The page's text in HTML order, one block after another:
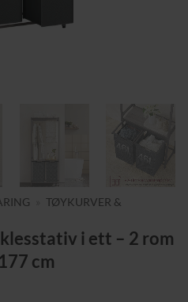
TØYKURVER &
i ett – 2 rom
cm